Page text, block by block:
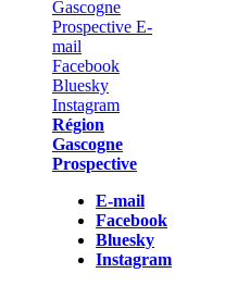
Région
Gascogne
Prospective
E-mail
Facebook
Bluesky
Instagram